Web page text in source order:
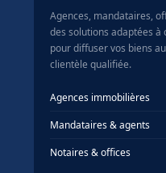
Agences, mandataires,
des solutions adaptées à
pour diffuser vos biens
clientèle qualifiée.
Agences immobilières
Mandataires & agents
Notaires & offices